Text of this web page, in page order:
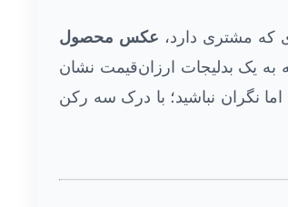
که مشتری دارد، عکس محصول
یک بدلیجات ارزان‌قیمت نشان
نگران نباشید؛ با درک سه رکن